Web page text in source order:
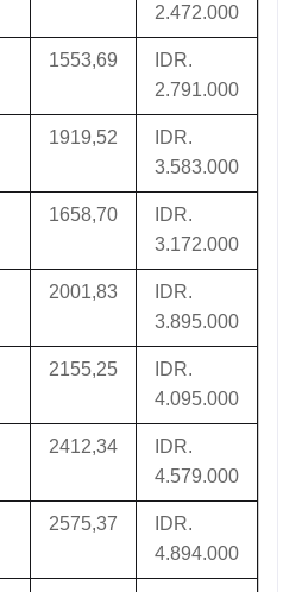
2.472.000
1553,69
IDR.
2.791.000
1919,52
IDR.
3.583.000
1658,70
IDR.
3.172.000
2001,83
IDR.
3.895.000
2155,25
IDR.
4.095.000
2412,34
IDR.
4.579.000
2575,37
IDR.
4.894.000